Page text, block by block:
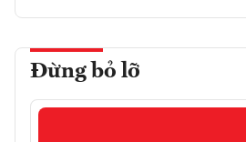
Đừng bỏ lỡ